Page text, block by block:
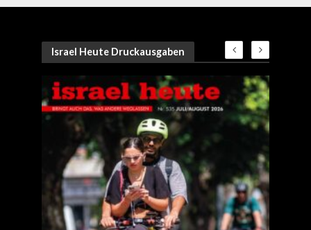
Israel Heute Druckausgaben